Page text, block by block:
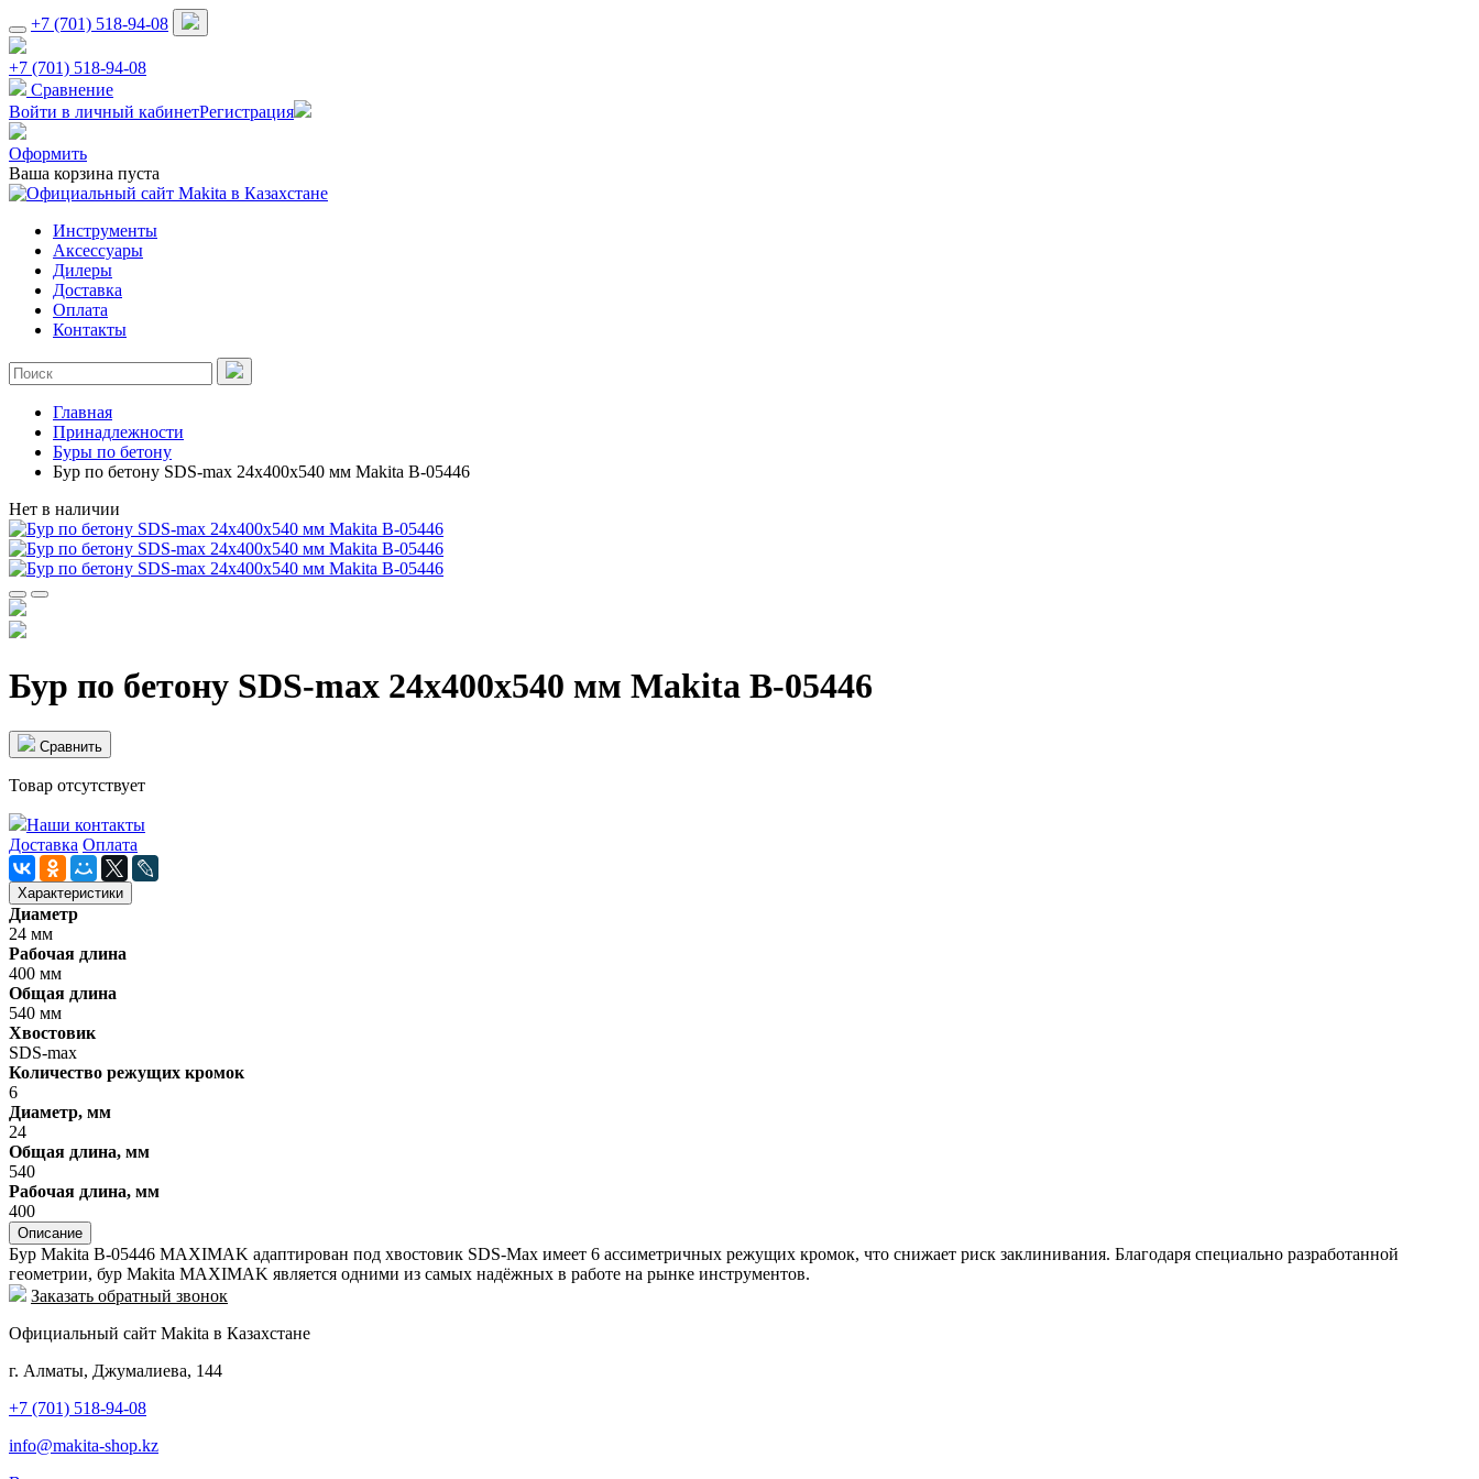
+7 (701) 518-94-08
+7 (701) 518-94-08
Сравнение
Войти в личный кабинетРегистрация
Оформить
Ваша корзина пуста
Инструменты
Аксессуары
Дилеры
Доставка
Оплата
Контакты
Главная
Принадлежности
Буры по бетону
Бур по бетону SDS-max 24х400х540 мм Makita B-05446
Нет в наличии
Бур по бетону SDS-max 24х400х540 мм Makita B-05446
Cравнить
Товар отсутствует
Наши контакты
Доставка Оплата
Характеристики
Диаметр
24 мм
Рабочая длина
400 мм
Общая длина
540 мм
Хвостовик
SDS-max
Количество режущих кромок
6
Диаметр, мм
24
Общая длина, мм
540
Рабочая длина, мм
400
Описание
Бур Makita B-05446 MAXIMAK адаптирован под хвостовик SDS-Max имеет 6 ассиметричных режущих кромок, что снижает риск заклинивания. Благодаря специально разработанной
геометрии, бур Makita MAXIMAK является одними из самых надёжных в работе на рынке инструментов.
Заказать обратный звонок
Официальный сайт Makita в Казахстане
г. Алматы, Джумалиева, 144
+7 (701) 518-94-08
info@makita-shop.kz